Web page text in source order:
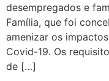
desempregados e
Família, que foi
amenizar os
Covid-19. Os
de […]